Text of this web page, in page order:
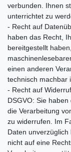
verbunden. Ihnen
unterrichtet zu
- Recht auf
haben das Recht,
bereitgestellt
einen anderen
technisch machbar
- Recht auf
DSGVO: Sie
die Verarbeitung
zu widerrufen. Im
Daten
nicht auf eine